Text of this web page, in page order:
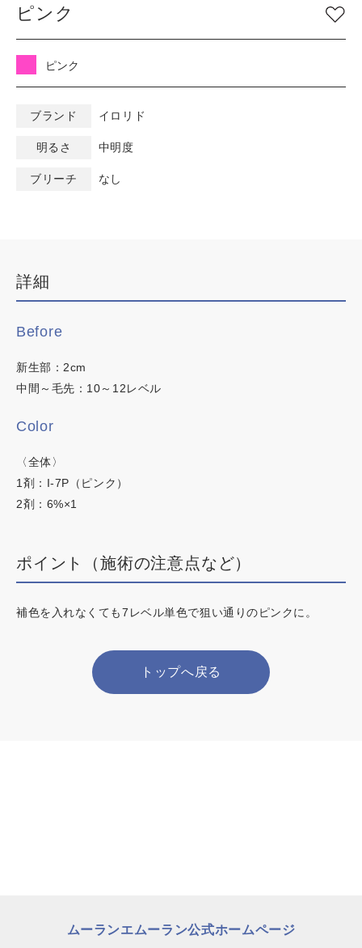
ヒカリナス
ネイチャーディープカラー
ネイチャーディープスピーディーカラー
ピンク
マット/グリーン
レッド
オレンジ
バイオレット/パープ
イエロー/ホワイト
明るい白髪染め
ノンジアミンカラー
ピンク
ピンク
ブランド イロリド
明るさ 中明度
ブリーチ なし
詳細
Before
新生部：2cm
中間～毛先：10～12レベル
Color
〈全体〉
1剤：I-7P（ピンク）
2剤：6%×1
ポイント（施術の注意点など）
補色を入れなくても7レベル単色で狙い通りのピンクに。
トップへ戻る
ムーランエムーラン公式ホームページ